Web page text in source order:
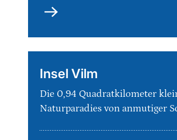
Über
INA
Insel Vilm
Die 0,94 Quadratkilometer
Naturparadies von anmutiger